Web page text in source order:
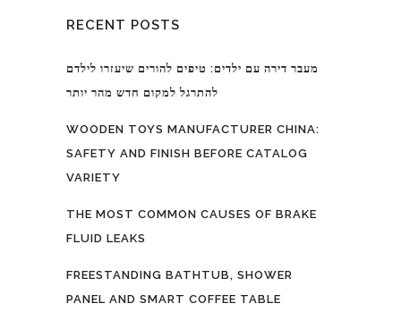
RECENT POSTS
מעבר דירה עם ילדים: טיפים להורים שיעזרו לילדם
להתרגל למקום חדש מהר יותר
WOODEN TOYS MANUFACTURER CHINA:
SAFETY AND FINISH BEFORE CATALOG
VARIETY
THE MOST COMMON CAUSES OF BRAKE
FLUID LEAKS
FREESTANDING BATHTUB, SHOWER
PANEL AND SMART COFFEE TABLE